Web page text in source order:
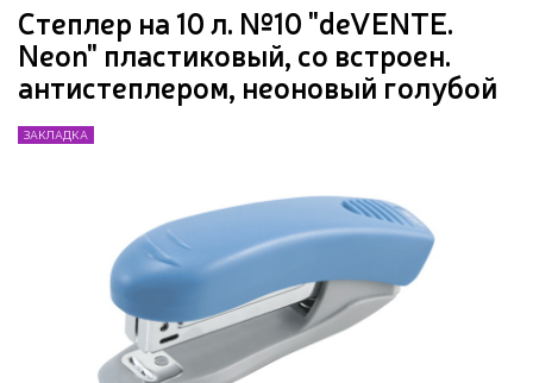
Степлер на 10 л. №10 "deVENTE.
Neon" пластиковый, со встроен.
антистеплером, неоновый голубой
ЗАКЛАДКА
ЗАКЛАДКА